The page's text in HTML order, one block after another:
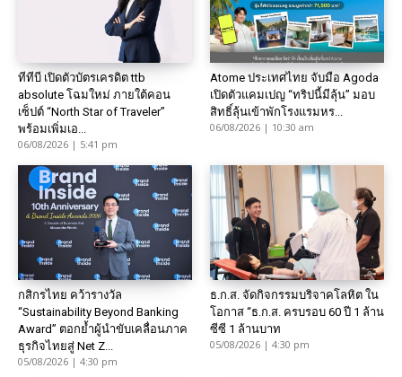
ทีทีบี เปิดตัวบัตรเครดิต ttb
absolute โฉมใหม่ ภายใต้คอน
เซ็ปต์ “North Star of Traveler”
พร้อมเพิ่มเอ...
06/08/2026 | 5:41 pm
Atome ประเทศไทย จับมือ Agoda
เปิดตัวแคมเปญ “ทริปนี้มีลุ้น” มอบ
สิทธิ์ลุ้นเข้าพักโรงแรมหร...
06/08/2026 | 10:30 am
กสิกรไทย คว้ารางวัล
“Sustainability Beyond Banking
Award” ตอกย้ำผู้นำขับเคลื่อนภาค
ธุรกิจไทยสู่ Net Z...
05/08/2026 | 4:30 pm
ธ.ก.ส. จัดกิจกรรมบริจาคโลหิต ใน
โอกาส “ธ.ก.ส. ครบรอบ 60 ปี 1 ล้าน
ซีซี 1 ล้านบาท
05/08/2026 | 4:30 pm